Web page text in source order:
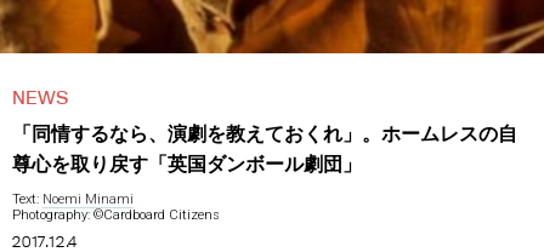
NEWS
「同情するなら、演劇を教えておくれ」。ホームレスの自
尊心を取り戻す「英国ダンボール劇団」
Text: Noemi Minami
Photography: ©Cardboard Citizens
2017.12.4